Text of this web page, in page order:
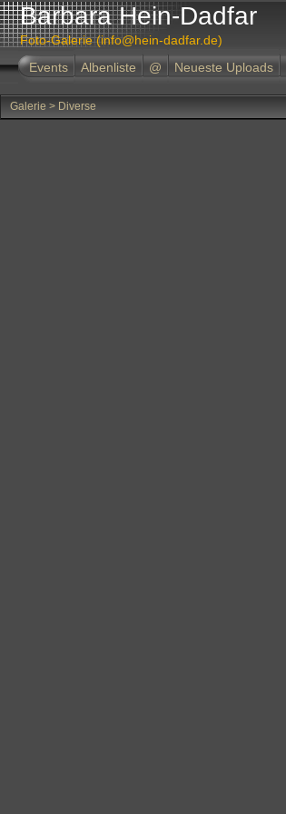
Barbara Hein-Dadfar
Foto-Galerie (info@hein-dadfar.de)
Events
Albenliste @ Neueste Uploads
Galerie > Diverse